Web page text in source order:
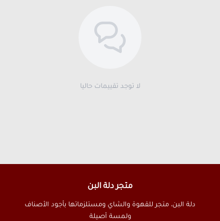
لا توجد تقييمات حاليا
متجر دلة البن
دلة البن، متجر للقهوة والشاي ومستلزماتها بأجود الأصناف
ولمسة أصيلة